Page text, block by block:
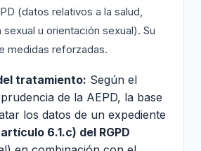
(datos relativos a la salud,
u orientación sexual). Su
medidas reforzadas.
tratamiento: Según el
de la AEPD, la base
los datos de un expediente
artículo 6.1.c) del RGPD